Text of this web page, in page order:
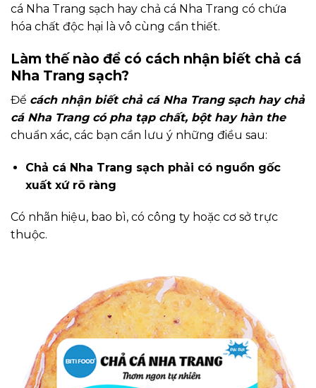
cá Nha Trang sạch hay chả cá Nha Trang có chứa
hóa chất độc hại là vô cùng cần thiết.
Làm thế nào để có cách nhận biết chả cá
Nha Trang sạch?
Để cách nhận biết chả cá Nha Trang sạch hay chả
cá Nha Trang có pha tạp chất, bột hay hàn the
chuẩn xác, các bạn cần lưu ý những điều sau:
Chả cá Nha Trang sạch phải có nguồn gốc
xuất xứ rõ ràng
Có nhãn hiệu, bao bì, có công ty hoặc cơ sở trực
thuộc.